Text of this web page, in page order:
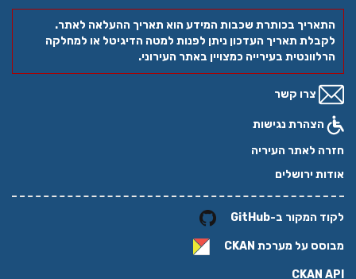
התאריך בכותרת שכבות המידע הוא תאריך ההעלאה לאתר.
לקבלת תאריך העדכון ניתן לפנות למטה הדיגיטל או למחלקה
הרלוונטית בעירייה כמצויין באתר העירוני.
צרו קשר
הצהרת נגישות
חזרה לאתר העיריה
אודות ירושלים
לקוד המקור ב-GitHub
מבוסס על מערכת CKAN
CKAN API